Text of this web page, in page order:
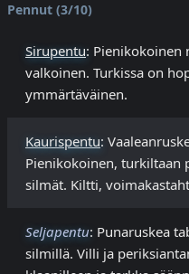
Pennut (3/10)
Sirupentu: Pienikokoinen
valkoinen. Turkissa on
ymmärtäväinen.
Kaurispentu:
Pienikokoinen, turkiltaan
silmät. Kiltti,
Seljapentu: Punaruskea
silmillä. Villi ja